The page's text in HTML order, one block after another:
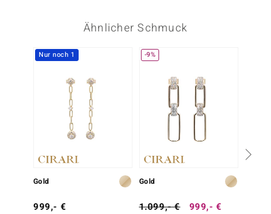
Ähnlicher Schmuck
Nur noch 1
Gold
999,- €
-9%
Gold
1.099,- € 999,- €